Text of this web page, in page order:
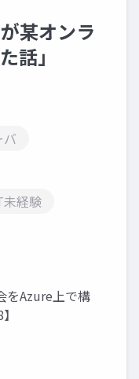
某オンラ
話」
経験
をAzure上で構